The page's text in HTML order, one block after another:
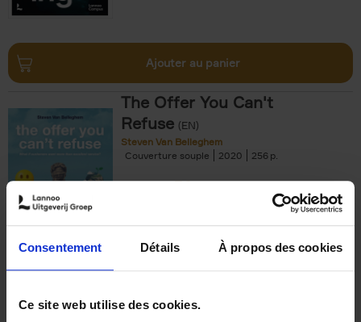
Consentement Détails À propos des cookies
Ce site web utilise des cookies.
Ajouter au panier
The Offer You Can't
Refuse (EN)
Steven Van Belleghem
Couverture souple
2020 256
€37,50